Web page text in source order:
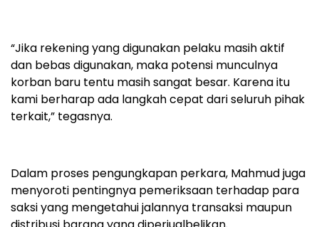
“Jika rekening yang digunakan pelaku masih aktif
dan bebas digunakan, maka potensi munculnya
korban baru tentu masih sangat besar. Karena itu
kami berharap ada langkah cepat dari seluruh pihak
terkait,” tegasnya.
Dalam proses pengungkapan perkara, Mahmud juga
menyoroti pentingnya pemeriksaan terhadap para
saksi yang mengetahui jalannya transaksi maupun